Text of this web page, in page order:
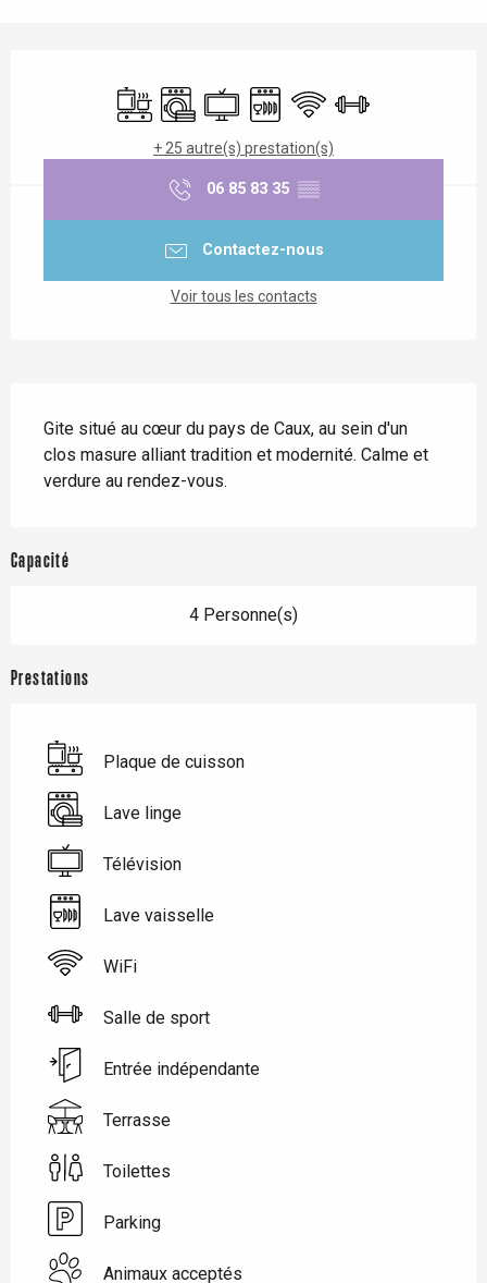
Plaque de cuisson
Lave lingeTélévisionLave vaisselle
WiFi Salle de sport
+ 25 autre(s) prestation(s)
06 85 83 35 ▒▒
Contactez-nous
Voir tous les contacts
Gite situé au cœur du pays de Caux, au sein d'un
clos masure alliant tradition et modernité. Calme et
verdure au rendez-vous.
Capacité
4 Personne(s)
Prestations
Plaque de cuisson
Lave linge
Télévision
Lave vaisselle
WiFi
Salle de sport
Entrée indépendante
Terrasse
Toilettes
Parking
Animaux acceptés